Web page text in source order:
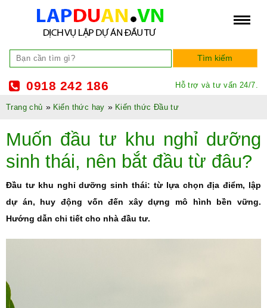
0918 242 186 Hỗ trợ và tư vấn 24/7.
Trang chủ » Kiến thức hay » Kiến thức Đầu tư
Muốn đầu tư khu nghỉ dưỡng
sinh thái, nên bắt đầu từ đâu?
Đầu tư khu nghỉ dưỡng sinh thái: từ lựa chọn địa điểm, lập
dự án, huy động vốn đến xây dựng mô hình bền vững.
Hướng dẫn chi tiết cho nhà đầu tư.